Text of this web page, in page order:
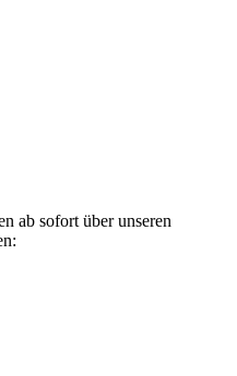
ab sofort über unseren